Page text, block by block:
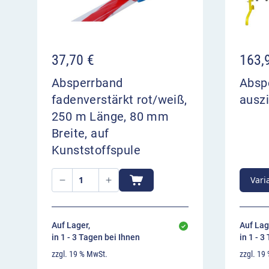
37,70 €
Absperrband
fadenverstärkt rot/weiß,
250 m Länge, 80 mm
Breite, auf
Kunststoffspule
Auf Lager,
in 1 - 3 Tagen bei Ihnen
zzgl. 19 % MwSt.
Auf
in 1 - 3
zzgl. 19